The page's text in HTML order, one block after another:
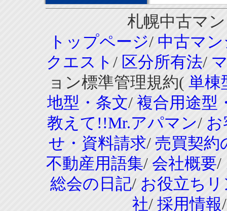
札幌中古マ
トップページ/ 中古マ
クエスト / 区分所有法/
ョン標準管理規約( 単棟
地型・条文/ 複合用途型
教えて!!Mr.アパマン/ お
せ・資料請求/ 売買契約
不動産用語集/ 会社概要/
総会の日記/ お役立ち
社/ 採用情報